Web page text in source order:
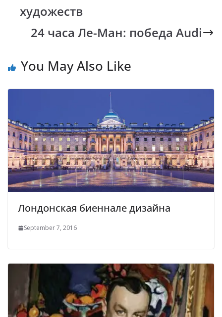
художеств
24 часа Ле-Ман: победа Audi
You May Also Like
Лондонская биеннале дизайна
September 7, 2016